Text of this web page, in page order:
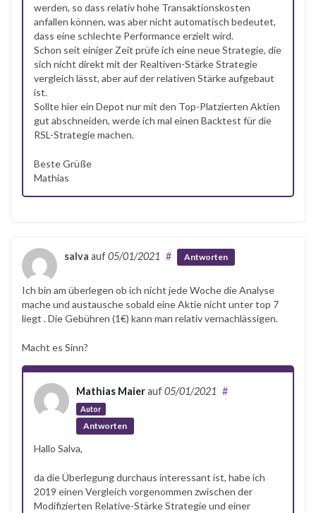
werden, so dass relativ hohe Transaktionskosten
anfallen können, was aber nicht automatisch bedeutet,
dass eine schlechte Performance erzielt wird.
Schon seit einiger Zeit prüfe ich eine neue Strategie, die
sich nicht direkt mit der Realtiven-Stärke Strategie
vergleich lässt, aber auf der relativen Stärke aufgebaut
ist.
Sollte hier ein Depot nur mit den Top-Platzierten Aktien
gut abschneiden, werde ich mal einen Backtest für die
RSL-Strategie machen.
Beste Grüße
Mathias
salva auf05/01/2021 # Antworten
Ich bin am überlegen ob ich nicht jede Woche die Analyse
mache und austausche sobald eine Aktie nicht unter top 7
liegt . Die Gebühren (1€) kann man relativ vernachlässigen.
Macht es Sinn?
Mathias Maierauf05/01/2021
Autor
#
Antworten
Hallo Salva,
da die Überlegung durchaus interessant ist, habe ich
2019 einen Vergleich vorgenommen zwischen der
Modifizierten Relative-Stärke Strategie und einer